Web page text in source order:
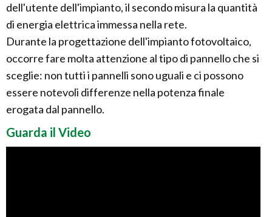
dell'utente dell'impianto, il secondo misura la quantità
di energia elettrica immessa nella rete.
Durante la progettazione dell'impianto fotovoltaico,
occorre fare molta attenzione al tipo di pannello che si
sceglie: non tutti i pannelli sono uguali e ci possono
essere notevoli differenze nella potenza finale
erogata dal pannello.
Guarda il Video